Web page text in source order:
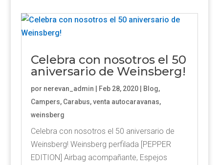
Celebra con nosotros el 50
aniversario de Weinsberg!
por nerevan_admin Feb 28, 2020| Blog,
Campers, Carabus,venta autocaravanas,
weinsberg
Celebra con nosotros el 50 aniversario de
Weinsberg! Weinsberg perfilada [PEPPER
EDITION] Airbag acompañante, Espejos